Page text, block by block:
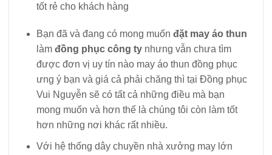
tốt rẻ cho khách hàng
Bạn đã và đang có mong muốn đặt may áo thun
làm đồng phục công tynhưng vẫn chưa tìm
được đơn vị uy tín nào may áo thun đồng phục
ưng ý bạn và giá cả phải chăng thì tại Đồng phục
Vui Nguyễn sẽ có tất cả những điều mà bạn
mong muốn và hơn thế là chúng tôi còn làm tốt
hơn những nơi khác rất nhiều.
Với hệ thống dây chuyền nhà xưởng may lớn